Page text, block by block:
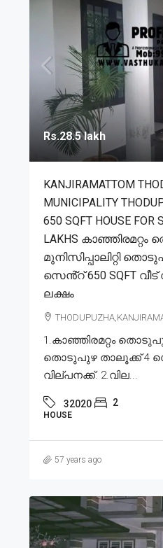
Rs.28.5 lakh
KANJIRAMATTOM
MUNICIPALITY
650 SQFT HOUSE FOR
LAKHS
മുനിസിപ്പാലിറ്റി
സെൻ്റ് 650 SQFT വീട്
ലക്ഷം
1.കാഞ്ഞിരമറ്റം തൊടുപുഴ
തൊടുപുഴ താലൂക്ക് 4
വില്പനക്ക്. 2.വില...
32020 2
HOUSE
57 years ago